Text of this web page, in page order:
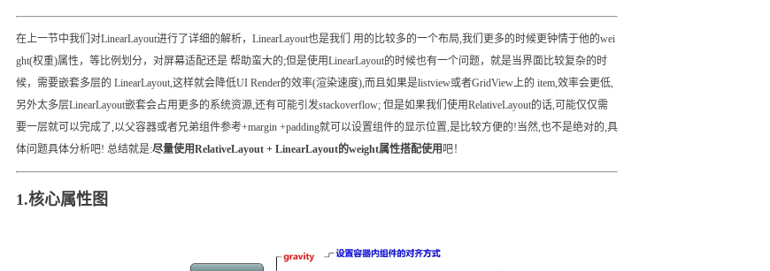
在上一节中我们对LinearLayout进行了详细的解析，LinearLayout也是我们 用的比较多的一个布局,我们更多的时候更钟情于他的wei
ght(权重)属性，等比例划分，对屏幕适配还是 帮助蛮大的;但是使用LinearLayout的时候也有一个问题，就是当界面比较复杂的时
候，需要嵌套多层的 LinearLayout,这样就会降低UI Render的效率(渲染速度),而且如果是listview或者GridView上的 item,效率会更低,
另外太多层LinearLayout嵌套会占用更多的系统资源,还有可能引发stackoverflow; 但是如果我们使用RelativeLayout的话,可能仅仅需
要一层就可以完成了,以父容器或者兄弟组件参考+margin +padding就可以设置组件的显示位置,是比较方便的!当然,也不是绝对的,具
体问题具体分析吧! 总结就是:尽量使用RelativeLayout + LinearLayout的weight属性搭配使用 吧！
1.核心属性图